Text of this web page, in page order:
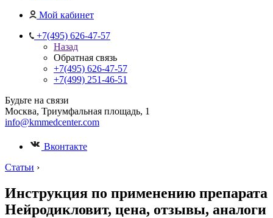
Мой кабинет
+7(495) 626-47-57
Назад
Обратная связь
+7(495) 626-47-57
+7(499) 251-46-51
Будьте на связи
Москва, Триумфальная площадь, 1
info@kmmedcenter.com
Вконтакте
Статьи ›
Инструкция по применению препарата
Нейродикловит, цена, отзывы, аналоги